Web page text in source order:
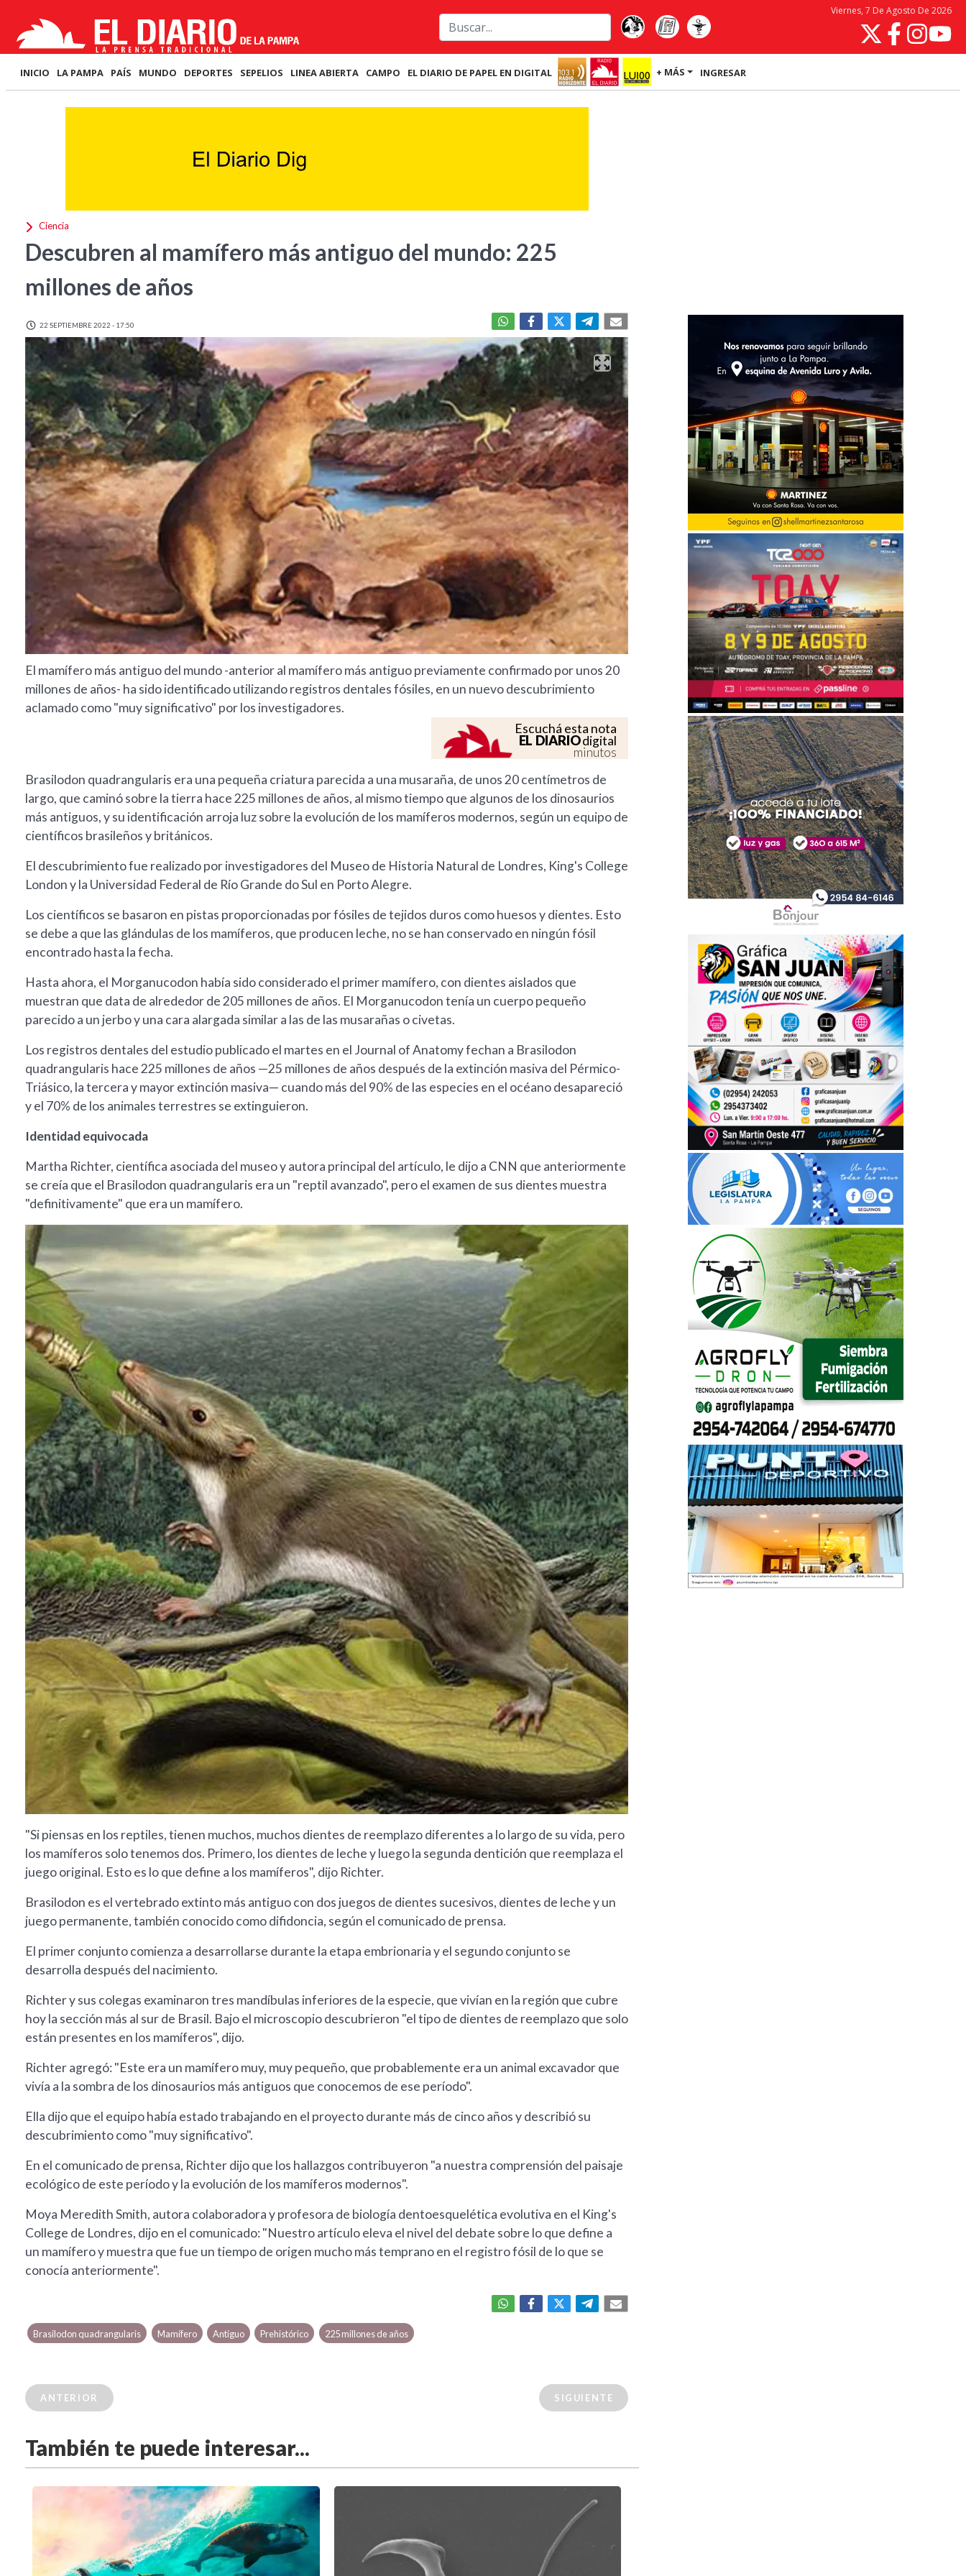
Viernes, 7 De Agosto De 2026
INICIO LA PAMPA PAÍS MUNDO DEPORTES SEPELIOS LINEA ABIERTA CAMPO EL DIARIO DE PAPEL EN DIGITAL + MÁS INGRESAR
Ciencia
Descubren al mamífero más antiguo del mundo: 225
millones de años
22 SEPTIEMBRE 2022 - 17:50
El mamífero más antiguo del mundo -anterior al mamífero más antiguo previamente confirmado por unos 20
millones de años- ha sido identificado utilizando registros dentales fósiles, en un nuevo descubrimiento
aclamado como "muy significativo" por los investigadores.
Escuchá esta nota
EL DIARIOdigital
minutos
Brasilodon quadrangularis era una pequeña criatura parecida a una musaraña, de unos 20 centímetros de
largo, que caminó sobre la tierra hace 225 millones de años, al mismo tiempo que algunos de los dinosaurios
más antiguos, y su identificación arroja luz sobre la evolución de los mamíferos modernos, según un equipo de
científicos brasileños y británicos.
El descubrimiento fue realizado por investigadores del Museo de Historia Natural de Londres, King's College
London y la Universidad Federal de Río Grande do Sul en Porto Alegre.
Los científicos se basaron en pistas proporcionadas por fósiles de tejidos duros como huesos y dientes. Esto
se debe a que las glándulas de los mamíferos, que producen leche, no se han conservado en ningún fósil
encontrado hasta la fecha.
Hasta ahora, el Morganucodon había sido considerado el primer mamífero, con dientes aislados que
muestran que data de alrededor de 205 millones de años. El Morganucodon tenía un cuerpo pequeño
parecido a un jerbo y una cara alargada similar a las de las musarañas o civetas.
Los registros dentales del estudio publicado el martes en el Journal of Anatomy fechan a Brasilodon
quadrangularis hace 225 millones de años —25 millones de años después de la extinción masiva del Pérmico-
Triásico, la tercera y mayor extinción masiva— cuando más del 90% de las especies en el océano desapareció
y el 70% de los animales terrestres se extinguieron.
Identidad equivocada
Martha Richter, científica asociada del museo y autora principal del artículo, le dijo a CNN que anteriormente
se creía que el Brasilodon quadrangularis era un "reptil avanzado", pero el examen de sus dientes muestra
"definitivamente" que era un mamífero.
"Si piensas en los reptiles, tienen muchos, muchos dientes de reemplazo diferentes a lo largo de su vida, pero
los mamíferos solo tenemos dos. Primero, los dientes de leche y luego la segunda dentición que reemplaza el
juego original. Esto es lo que define a los mamíferos", dijo Richter.
Brasilodon es el vertebrado extinto más antiguo con dos juegos de dientes sucesivos, dientes de leche y un
juego permanente, también conocido como difidoncia, según el comunicado de prensa.
El primer conjunto comienza a desarrollarse durante la etapa embrionaria y el segundo conjunto se
desarrolla después del nacimiento.
Richter y sus colegas examinaron tres mandíbulas inferiores de la especie, que vivían en la región que cubre
hoy la sección más al sur de Brasil. Bajo el microscopio descubrieron "el tipo de dientes de reemplazo que solo
están presentes en los mamíferos", dijo.
Richter agregó: "Este era un mamífero muy, muy pequeño, que probablemente era un animal excavador que
vivía a la sombra de los dinosaurios más antiguos que conocemos de ese período".
Ella dijo que el equipo había estado trabajando en el proyecto durante más de cinco años y describió su
descubrimiento como "muy significativo".
En el comunicado de prensa, Richter dijo que los hallazgos contribuyeron "a nuestra comprensión del paisaje
ecológico de este período y la evolución de los mamíferos modernos".
Moya Meredith Smith, autora colaboradora y profesora de biología dentoesquelética evolutiva en el King's
College de Londres, dijo en el comunicado: "Nuestro artículo eleva el nivel del debate sobre lo que define a
un mamífero y muestra que fue un tiempo de origen mucho más temprano en el registro fósil de lo que se
conocía anteriormente".
Brasilodon quadrangularis Mamífero Antiguo Prehistórico 225 millones de años
ANTERIOR SIGUIENTE
También te puede interesar...